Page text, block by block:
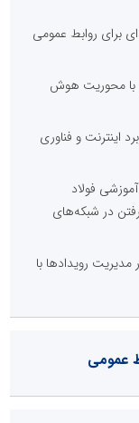
برای روابط عمومی
با محوریت هوش
اینترنت و فناوری
فولاد
در شبکه‌های
رویدادها با
عمومی